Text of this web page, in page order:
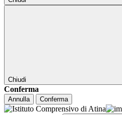
Chiudi
Conferma
Annulla Conferma